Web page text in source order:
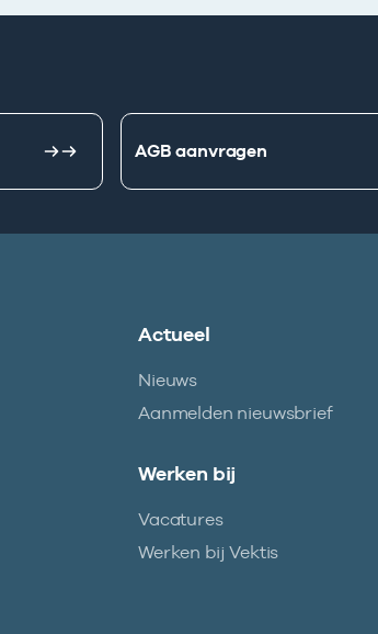
AGB aanvragen
Actueel
Nieuws
Aanmelden nieuwsbrief
Werken bij
Vacatures
Werken bij Vektis